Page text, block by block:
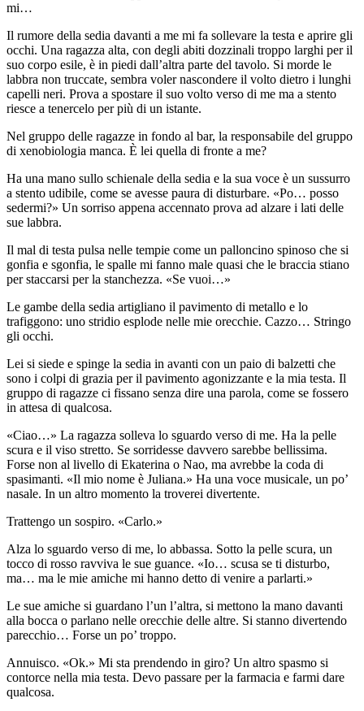
mi…
Il rumore della sedia davanti a me mi fa sollevare la testa e aprire gli
occhi. Una ragazza alta, con degli abiti dozzinali troppo larghi per il
suo corpo esile, è in piedi dall’altra parte del tavolo. Si morde le
labbra non truccate, sembra voler nascondere il volto dietro i lunghi
capelli neri. Prova a spostare il suo volto verso di me ma a stento
riesce a tenercelo per più di un istante.
Nel gruppo delle ragazze in fondo al bar, la responsabile del gruppo
di xenobiologia manca. È lei quella di fronte a me?
Ha una mano sullo schienale della sedia e la sua voce è un sussurro
a stento udibile, come se avesse paura di disturbare. «Po… posso
sedermi?» Un sorriso appena accennato prova ad alzare i lati delle
sue labbra.
Il mal di testa pulsa nelle tempie come un palloncino spinoso che si
gonfia e sgonfia, le spalle mi fanno male quasi che le braccia stiano
per staccarsi per la stanchezza. «Se vuoi…»
Le gambe della sedia artigliano il pavimento di metallo e lo
trafiggono: uno stridio esplode nelle mie orecchie. Cazzo… Stringo
gli occhi.
Lei si siede e spinge la sedia in avanti con un paio di balzetti che
sono i colpi di grazia per il pavimento agonizzante e la mia testa. Il
gruppo di ragazze ci fissano senza dire una parola, come se fossero
in attesa di qualcosa.
«Ciao…» La ragazza solleva lo sguardo verso di me. Ha la pelle
scura e il viso stretto. Se sorridesse davvero sarebbe bellissima.
Forse non al livello di Ekaterina o Nao, ma avrebbe la coda di
spasimanti. «Il mio nome è Juliana.» Ha una voce musicale, un po’
nasale. In un altro momento la troverei divertente.
Trattengo un sospiro. «Carlo.»
Alza lo sguardo verso di me, lo abbassa. Sotto la pelle scura, un
tocco di rosso ravviva le sue guance. «Io… scusa se ti disturbo,
ma… ma le mie amiche mi hanno detto di venire a parlarti.»
Le sue amiche si guardano l’un l’altra, si mettono la mano davanti
alla bocca o parlano nelle orecchie delle altre. Si stanno divertendo
parecchio… Forse un po’ troppo.
Annuisco. «Ok.» Mi sta prendendo in giro? Un altro spasmo si
contorce nella mia testa. Devo passare per la farmacia e farmi dare
qualcosa.